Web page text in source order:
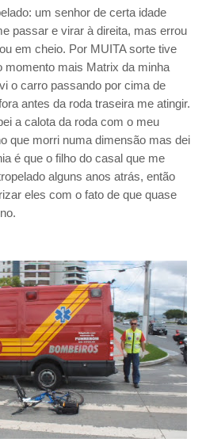
um senhor de certa idade
passar e virar à direita, mas errou
em cheio. Por MUITA sorte tive
momento mais Matrix da minha
o carro passando por cima de
antes da roda traseira me atingir.
a calota da roda com o meu
que morri numa dimensão mas dei
é que o filho do casal que me
alguns anos atrás, então
eles com o fato de que quase